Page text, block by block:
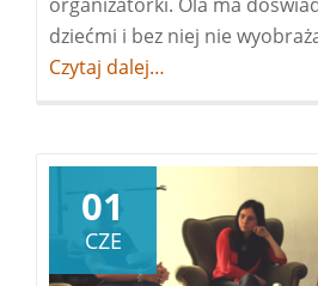
dziećmi i bez niej nie
Czytaj dalej…
01
CZE